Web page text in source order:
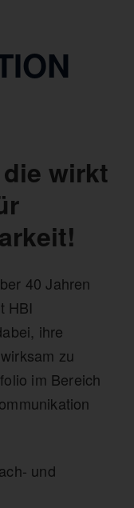
wirkt
40 Jahren
HBI
ihre
zu
im Bereich
und